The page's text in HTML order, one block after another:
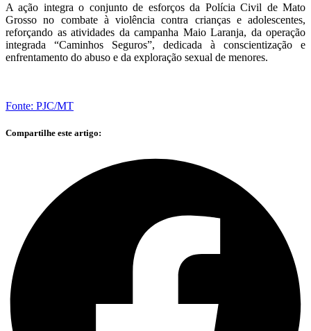
A ação integra o conjunto de esforços da Polícia Civil de Mato
Grosso no combate à violência contra crianças e adolescentes,
reforçando as atividades da campanha Maio Laranja, da operação
integrada “Caminhos Seguros”, dedicada à conscientização e
enfrentamento do abuso e da exploração sexual de menores.
Fonte: PJC/MT
Compartilhe este artigo: